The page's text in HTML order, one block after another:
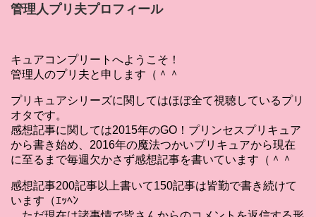
管理人プリ夫プロフィール
キュアコンプリートへようこそ！
管理人のプリ夫と申します（＾＾
プリキュアシリーズに関してはほぼ全て視聴しているプリ
オタです。
感想記事に関しては2015年のGO！プリンセスプリキュア
から書き始め、2016年の魔法つかいプリキュアから現在
に至るまで毎週欠かさず感想記事を書いています（＾＾
感想記事200記事以上書いて150記事は皆勤で書き続けて
います（ｴｯﾍﾝ